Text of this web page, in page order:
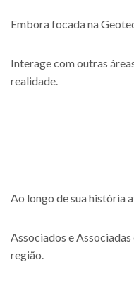
Embora focada na
Interage com outras
realidade.
Ao longo de sua história
Associados e
região.